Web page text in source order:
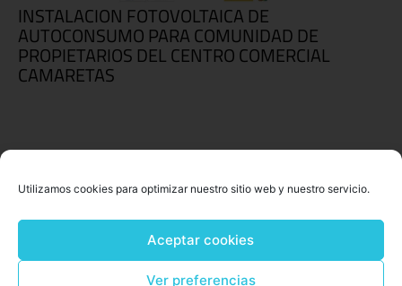
Utilizamos cookies para optimizar nuestro sitio web y nuestro servicio.
Aceptar cookies
Ver preferencias
INSTALACION FOTOVOLTAICA DE
AUTOCONSUMO PARA COMUNIDAD DE
PROPIETARIOS DEL CENTRO COMERCIAL
CAMARETAS